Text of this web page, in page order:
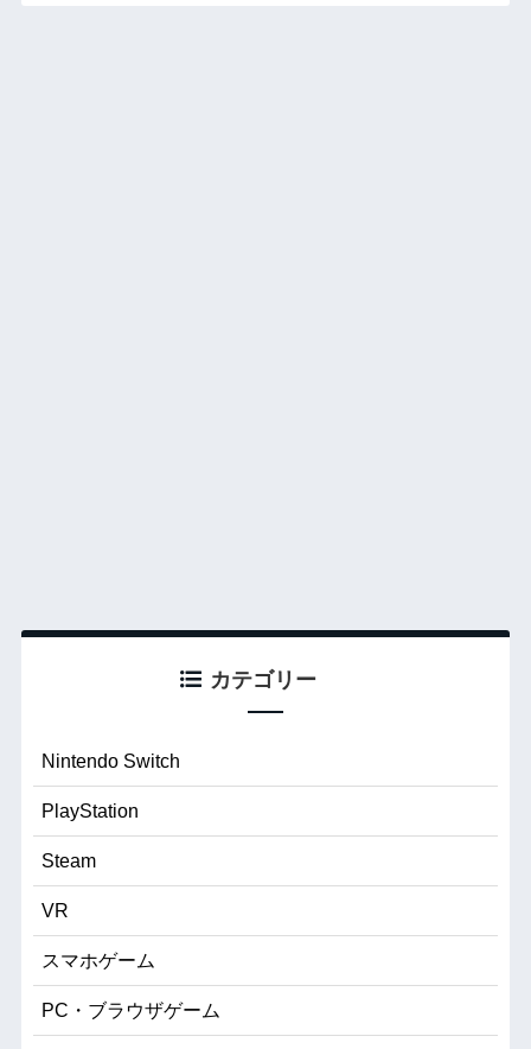
カテゴリー
Nintendo Switch
PlayStation
Steam
VR
スマホゲーム
PC・ブラウザゲーム